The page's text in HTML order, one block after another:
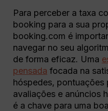
Para perceber a taxa
booking para a sua
booking.com é
navegar no seu
de forma eficaz. Uma
pensada focada na
hóspedes, pontuações
avaliações e anúncios
é a chave para uma